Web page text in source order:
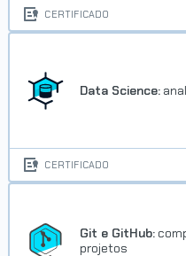
CERTIFICADO
Data Science:
CERTIFICADO
Git e GitHub:
projetos